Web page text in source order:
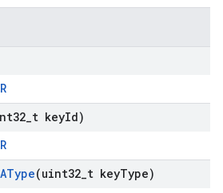
t keyId)
AType(uint32 t keyType)